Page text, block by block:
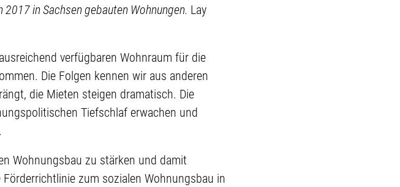
2017 in Sachsen gebauten Wohnungen. Lay
verfügbaren Wohnraum für die
Die Folgen kennen wir aus anderen
die Mieten steigen dramatisch. Die
Tiefschlaf erwachen und
Wohnungsbau zu stärken und damit
zum sozialen Wohnungsbau in